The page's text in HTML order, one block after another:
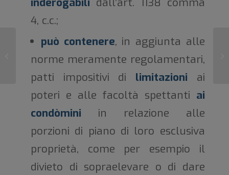
4, c.c.;
può contenere, in aggiunta alle
norme meramente regolamentari,
patti impositivi di limitazioni ai
poteri e alle facoltà spettanti ai
condòmini in relazione alle
porzioni di piano di loro esclusiva
proprietà, come per esempio il
divieto di sopraelevare o di dare
Cosa deve contenere il
Regolamento